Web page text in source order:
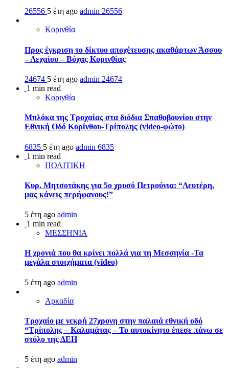
26556 5 έτη ago admin 26556
Κορινθία
Προς έγκριση το δίκτυο αποχέτευσης ακαθάρτων Άσσου
– Λεχαίου – Βόχας Κορινθίας
24674 5 έτη ago admin 24674
1 min read
Κορινθία
Μπλόκα της Τροχαίας στα διόδια Σπαθοβουνίου στην
Εθνική Οδό Κορίνθου-Τρίπολης (video-φώτο)
6835 5 έτη ago admin 6835
1 min read
ΠΟΛΙΤΙΚΗ
Κυρ. Μητσοτάκης για 5ο χρυσό Πετρούνια: “Λευτέρη,
μας κάνεις περήφανους!”
5 έτη ago admin
1 min read
ΜΕΣΣΗΝΙΑ
Η χρονιά που θα κρίνει πολλά για τη Μεσσηνία -Τα
μεγάλα στοιχήματα (video)
5 έτη ago admin
Αρκαδία
Τροχαίο με νεκρή 27χρονη στην παλαιά εθνική οδό
“Τρίπολης – Καλαμάτας – Το αυτοκίνητο έπεσε πάνω σε
στύλο της ΔΕΗ
5 έτη ago admin